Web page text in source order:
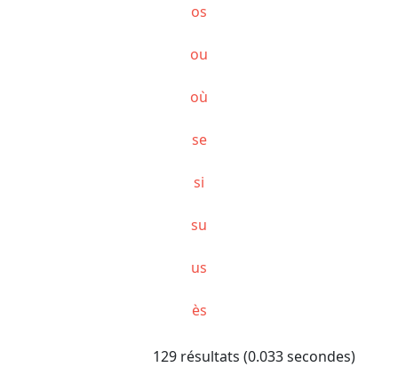
os
ou
où
se
si
su
us
ès
129 résultats (0.033 secondes)